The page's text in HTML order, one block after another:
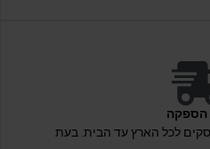
הספקה
בין 6-19 ימי עסקים לכל הארץ עד הבית. בעת